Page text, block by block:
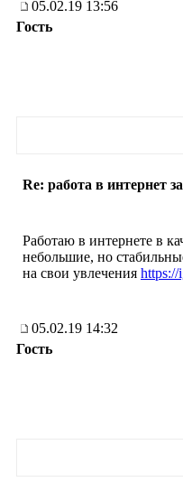
05.02.19 13:56
Гость
Re: работа в интернет
Работаю в интернете в
небольшие, но
на свои увлечения https://
05.02.19 14:32
Гость